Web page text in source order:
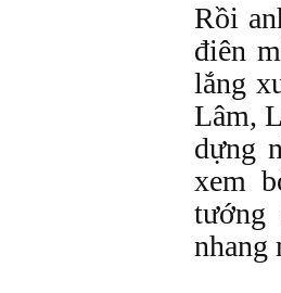
Rồi
điên
lắng
Lâm,
dựng
xem
nhang